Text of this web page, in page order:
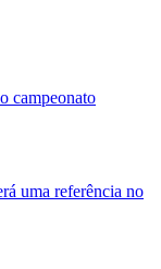
campeonato
uma referência no